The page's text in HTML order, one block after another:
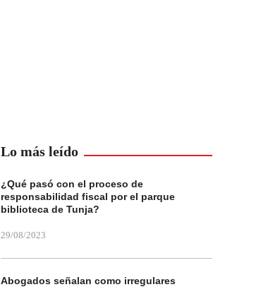
Lo más leído
¿Qué pasó con el proceso de
responsabilidad fiscal por el parque
biblioteca de Tunja?
29/08/2023
Abogados señalan como irregulares